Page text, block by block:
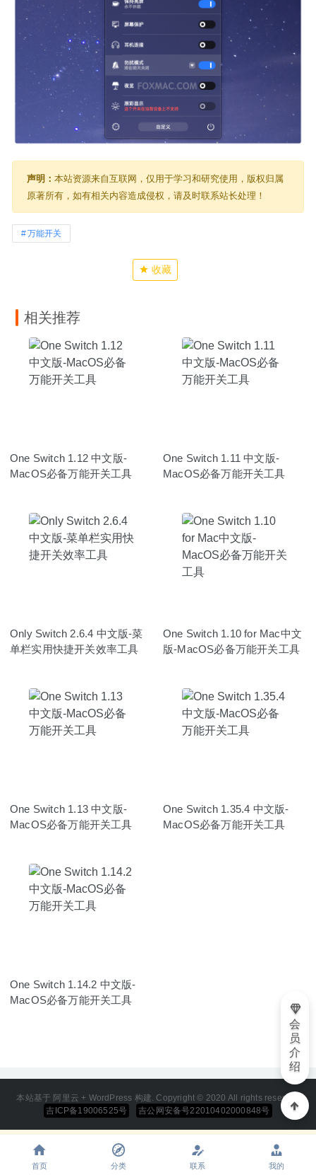
声明： 本站资源来自互联网，仅用于学习和研究使用，版权归属
原著所有，如有相关内容造成侵权，请及时联系站长处理！
万能开关
收藏
相关推荐
One Switch 1.12 中文版-
MacOS必备万能开关工具
One Switch 1.11 中文版-
MacOS必备万能开关工具
Only Switch 2.6.4 中文版-菜
单栏实用快捷开关效率工具
One Switch 1.10 for Mac中文
版-MacOS必备万能开关工具
One Switch 1.13 中文版-
MacOS必备万能开关工具
One Switch 1.35.4 中文版-
MacOS必备万能开关工具
One Switch 1.14.2 中文版-
MacOS必备万能开关工具
本站基于 阿里云 + WordPress 构建. Copyright © 2020 All rights reserved
吉ICP备19006525号
吉公网安备号22010402000848号
会
员
介
绍
首页 分类 联系 我的